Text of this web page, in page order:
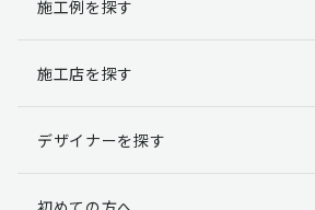
理・機密保持などによりお客様の個人
個人情報提出の任意性
す。
施工例を探す
施工店を探す
デザイナーを探す